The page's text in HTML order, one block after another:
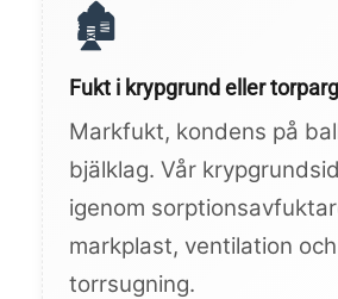
🏚️
Fukt i krypgrund eller
Markfukt, kondens på
bjälklag. Vår
igenom
markplast, ventilation och
torrsugning.